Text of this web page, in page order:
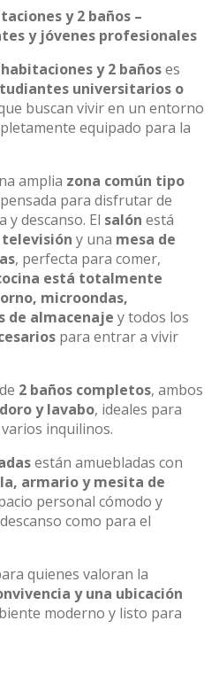
y 2 baños –
y jóvenes profesionales
y 2 bañoses
universitarios o
buscan vivir en un entorno
equipado para la
amplia zona común tipo
para disfrutar de
y descanso. El salón está
televisión y una mesa de
, perfecta para comer,
está totalmente
microondas,
de almacenaje y todos los
para entrar a vivir
2 baños completos, ambos
y lavabo, ideales para
inquilinos.
están amuebladas con
armario y mesita de
personal cómodo y
como para el
quienes valoran la
y una ubicación
moderno y listo para